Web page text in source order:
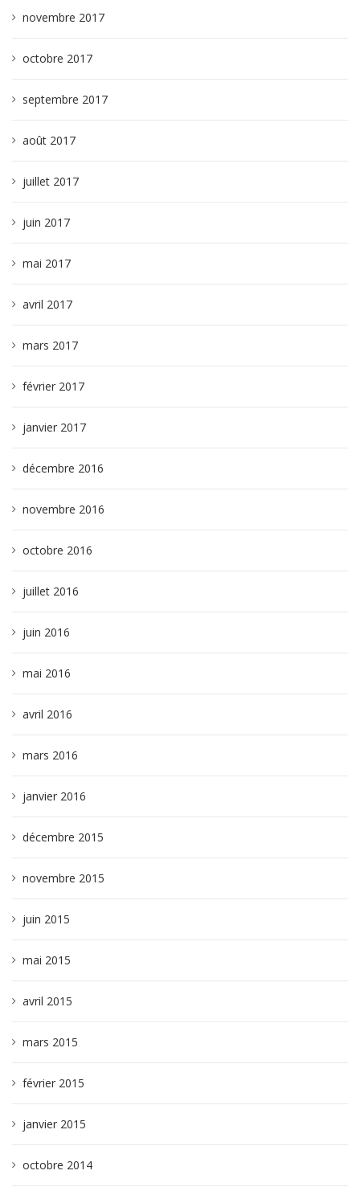
novembre 2017
octobre 2017
septembre 2017
août 2017
juillet 2017
juin 2017
mai 2017
avril 2017
mars 2017
février 2017
janvier 2017
décembre 2016
novembre 2016
octobre 2016
juillet 2016
juin 2016
mai 2016
avril 2016
mars 2016
janvier 2016
décembre 2015
novembre 2015
juin 2015
mai 2015
avril 2015
mars 2015
février 2015
janvier 2015
octobre 2014